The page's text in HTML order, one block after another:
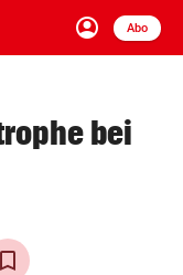
account_circle
Anmelden
Abo
close Schließen
arrow_right
bei